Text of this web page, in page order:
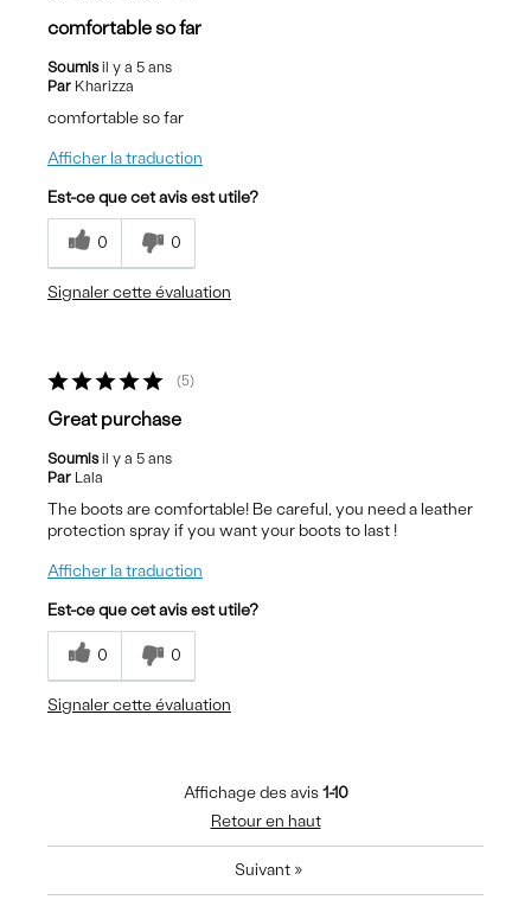
comfortable so far
Soumisil y a 5 ans
Par Kharizza
comfortable so far
Afficher la traduction
Est-ce que cet avis est utile?
0 0
Signaler cette évaluation
5
Great purchase
Soumisil y a 5 ans
Par Lala
The boots are comfortable! Be careful, you need a leather
protection spray if you want your boots to last !
Afficher la traduction
Est-ce que cet avis est utile?
0 0
Signaler cette évaluation
Affichage des avis1-10
Retour en haut
Suivant »